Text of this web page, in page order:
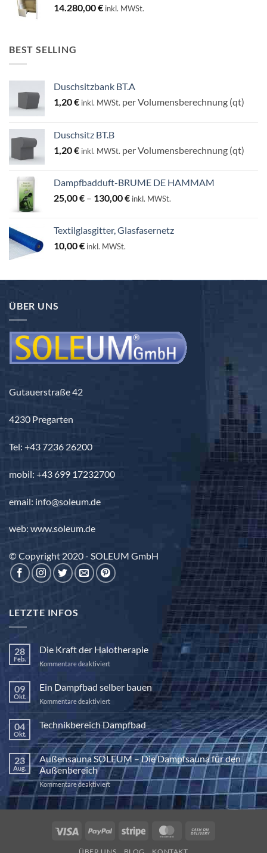
14.280,00€ inkl. MWSt.
BEST SELLING
Duschsitzbank BT.A
1,20€ inkl. MWSt. per Volumensberechnung (qt)
Duschsitz BT.B
1,20€ inkl. MWSt. per Volumensberechnung (qt)
Dampfbadduft-BRUME DE HAMMAM
25,00€ – 130,00€Preisspanne:
130,00 €
inkl. MWSt.
Textilglasgitter, Glasfasernetz
10,00€ inkl. MWSt.
ÜBER UNS
Gutauerstraße 42
4230 Pregarten
Tel: +43 7236 26200
mobil: +43 699 17232700
email: info@soleum.de
web: www.soleum.de
© Copyright 2020 - SOLEUM GmbH
LETZTE INFOS
28
Feb.
Die Kraft der Halotherapie
Kommentare deaktiviertfür
Kraft
der
Halotherapie
09
Okt.
Ein Dampfbad selber bauen
Kommentare deaktiviertfür
Dampfbad
selber
bauen
04
Okt.
Technikbereich Dampfbad
Keine
Kommentare
zu
Technikbereich
Dampfbad
23
Aug.
Außensauna SOLEUM – Die Dampfsauna für den
Außenbereich
Kommentare deaktiviertfür
Außensauna
SOLEUM
Dampfsauna
Visa PayPal Stripe MasterCard